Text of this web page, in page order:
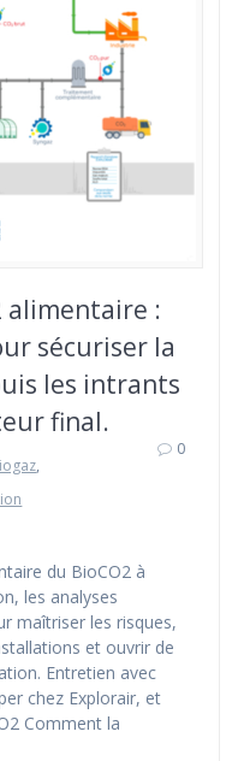
alimentaire :
sécuriser la
les intrants
final.
,
0
du BioCO2 à
les analyses
maîtriser les risques,
et ouvrir de
Entretien avec
chez Explorair, et
Comment la